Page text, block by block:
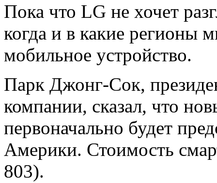
Пока что LG не хочет
когда и в какие регионы
мобильное устройство.
Парк Джонг-Сок,
компании, сказал, что
первоначально будет
Америки. Стоимость
803).